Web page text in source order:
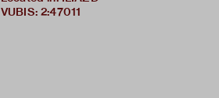
VUBIS: 2:47011